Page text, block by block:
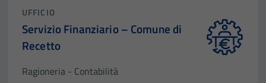
UFFICIO
Servizio Finanziario – Comune di
Recetto
Ragioneria - Contabilità